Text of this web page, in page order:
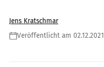
Jens Kratschmar
Veröffentlicht am 02.12.2021